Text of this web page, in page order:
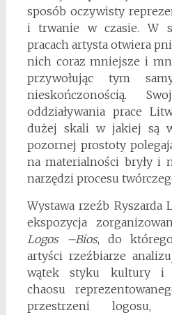
sposób oczywisty
i trwanie w czasie. W
pracach artysta otwiera
nich coraz mniejsze i
przywołując tym
nieskończonością.
oddziaływania prace
dużej skali w jakiej są
pozornej prostoty
na materialności bryły i
narzędzi procesu
Wystawa rzeźb
ekspozycja
Logos –Bios, do
artyści rzeźbiarze
wątek styku kultury i
chaosu
przestrzeni logosu,